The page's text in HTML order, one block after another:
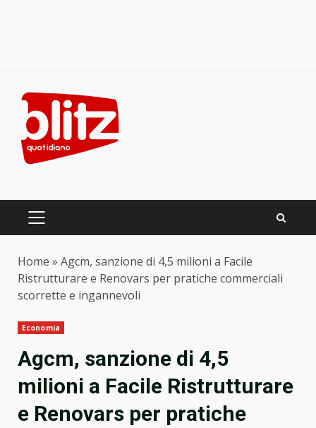
content
PRIMARY
Home » Agcm, sanzione di 4,5 milioni a Facile
Ristrutturare e Renovars per pratiche commerciali
scorrette e ingannevoli
Economia
Agcm, sanzione di 4,5
milioni a Facile Ristrutturare
e Renovars per pratiche